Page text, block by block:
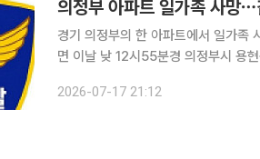
의정부 아파트 일가족 사망
경기 의정부의 한 아파트에서 일가족 사망 사건이 발생했다.
면 이날 낮 12시55분경 의정부시 용
이후 경찰은 숨진 부부의 신원을 파악
2026-07-17 21:12